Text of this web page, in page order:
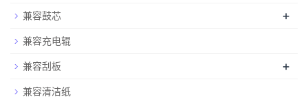
兼容鼓芯 +
兼容充电辊
兼容刮板
+
兼容清洁纸